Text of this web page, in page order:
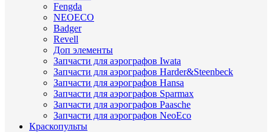
Fengda
NEOECO
Badger
Revell
Доп элементы
Запчасти для аэрографов Iwata
Запчасти для аэрографов Harder&Steenbeck
Запчасти для аэрографов Hansa
Запчасти для аэрографов Sparmax
Запчасти для аэрографов Paasche
Запчасти для аэрографов NeoEco
Краскопульты